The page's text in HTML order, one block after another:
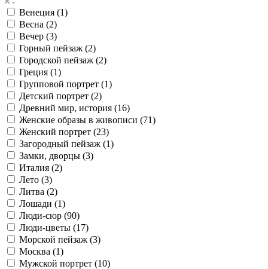
Венеция (1)
Весна (2)
Вечер (3)
Горный пейзаж (2)
Городской пейзаж (2)
Греция (1)
Групповой портрет (1)
Детский портрет (2)
Древний мир, история (16)
Женские образы в живописи (71)
Женский портрет (23)
Загородный пейзаж (1)
Замки, дворцы (3)
Италия (2)
Лето (3)
Литва (2)
Лошади (1)
Люди-сюр (90)
Люди-цветы (17)
Морской пейзаж (3)
Москва (1)
Мужской портрет (10)